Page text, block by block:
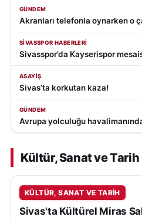
GÜNDEM
Akranları telefonla oynarken o
SIVASSPOR HABERLERI
Sivasspor’da Kayserispor
ASAYIŞ
Sivas’ta korkutan kaza!
GÜNDEM
Avrupa yolculuğu
Kültür, Sanat ve Tarih
KÜLTÜR, SANAT VE TARIH
Sivas'ta Kültürel Miras